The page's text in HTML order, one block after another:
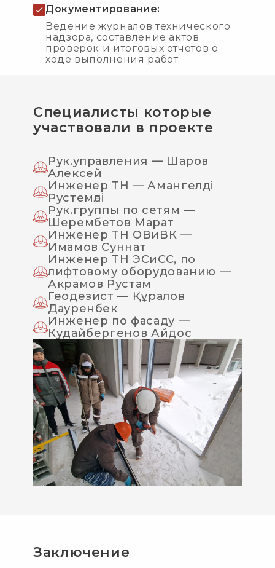
Документирование:
Ведение журналов технического
надзора, составление актов
проверок и итоговых отчетов о
ходе выполнения работ.
Специалисты которые
участвовали в проекте
Рук.управления — Шаров
Алексей
Инженер ТН — Амангелді
Рустемәлі
Рук.группы по сетям —
Шерембетов Марат
Инженер ТН ОВиВК —
Имамов Суннат
Инженер ТН ЭСиСС, по
лифтовому оборудованию —
Акрамов Рустам
Геодезист — Құралов
Дауренбек
Инженер по фасаду —
Кудайбергенов Айдос
Заключение